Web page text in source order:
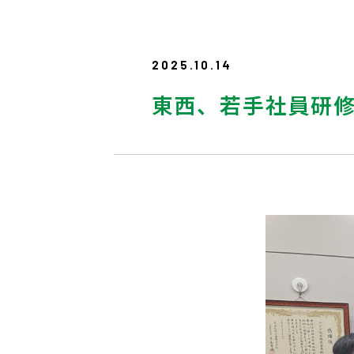
2025.10.14
東西、若手社員研